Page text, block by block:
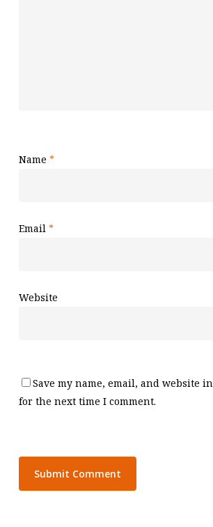
Name *
Email *
Website
Save my name, email, and website
for the next time I comment.